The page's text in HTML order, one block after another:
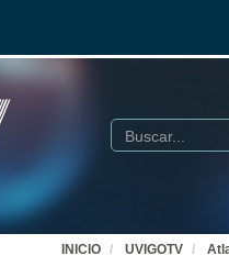
Buscar
INICIO UVIGOTV